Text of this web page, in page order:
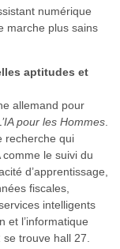
numérique
marche plus sains
aptitudes et
allemand pour
pour les Hommes.
recherche qui
comme le suivi du
d’apprentissage,
fiscales,
intelligents
et l’informatique
trouve hall 27.